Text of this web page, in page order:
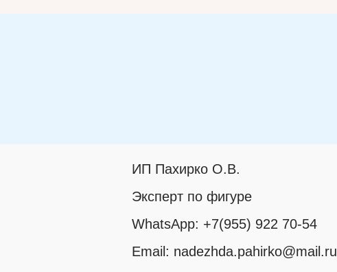
ИП Пахирко О.В.
Эксперт по фигуре
WhatsApp: +7(955) 922 70-54
Email: nadezhda.pahirko@mail.ru